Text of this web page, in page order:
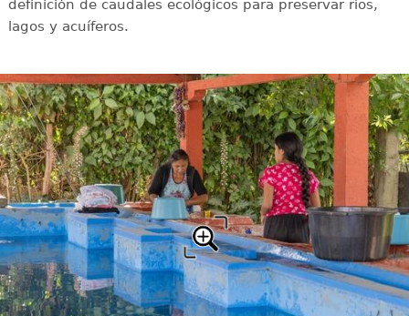
definición de caudales ecológicos para preservar ríos,
lagos y acuíferos.